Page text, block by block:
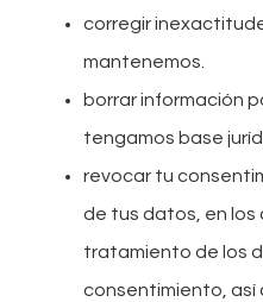
corregir
mantenemos.
borrar información
tengamos base
revocar tu
de tus datos, en los
tratamiento de los
consentimiento, así